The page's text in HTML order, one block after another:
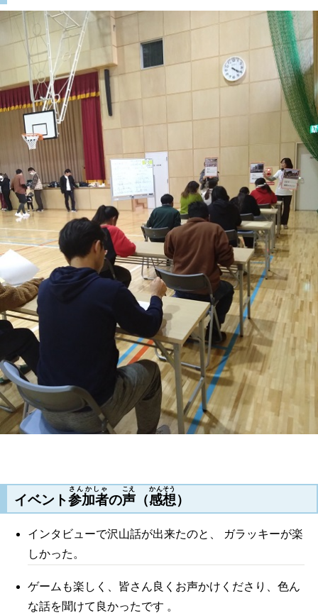
イベント参加者
さんかしゃ
の声
こえ
（感想
かんそう
）
インタビューで沢山話が出来たのと、 ガラッキーが楽
しかった。
ゲームも楽しく、皆さん良くお声かけくださり、色ん
な話を聞けて良かったです 。